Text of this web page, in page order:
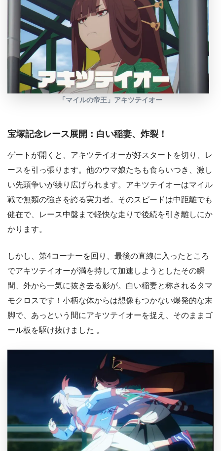
「マイルの帝王」アキツテイオー
宝塚記念レース展開：白い稲妻、炸裂！
ゲートが開くと、アキツテイオーが好スタートを切り、レ
ースを引っ張ります。他のウマ娘たちも食らいつき、激し
い先頭争いが繰り広げられます。アキツテイオーはマイル
戦で無類の強さを誇る実力者。そのスピードは中距離でも
健在で、レース中盤まで軽快な走りで後続を引き離しにか
かります。
しかし、第4コーナーを回り、最後の直線に入ったところ
でアキツテイオーが満を持して加速しようとしたその瞬
間、外から一気に抜き去る影が。白い稲妻と称されるタマ
モクロスです！小柄な体からは想像もつかない爆発的な末
脚で、あっという間にアキツテイオーを捉え、そのままゴ
ール板を駆け抜けました 。